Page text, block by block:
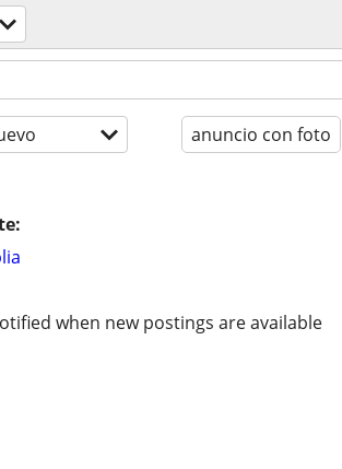
anuncio con foto
when new postings are available